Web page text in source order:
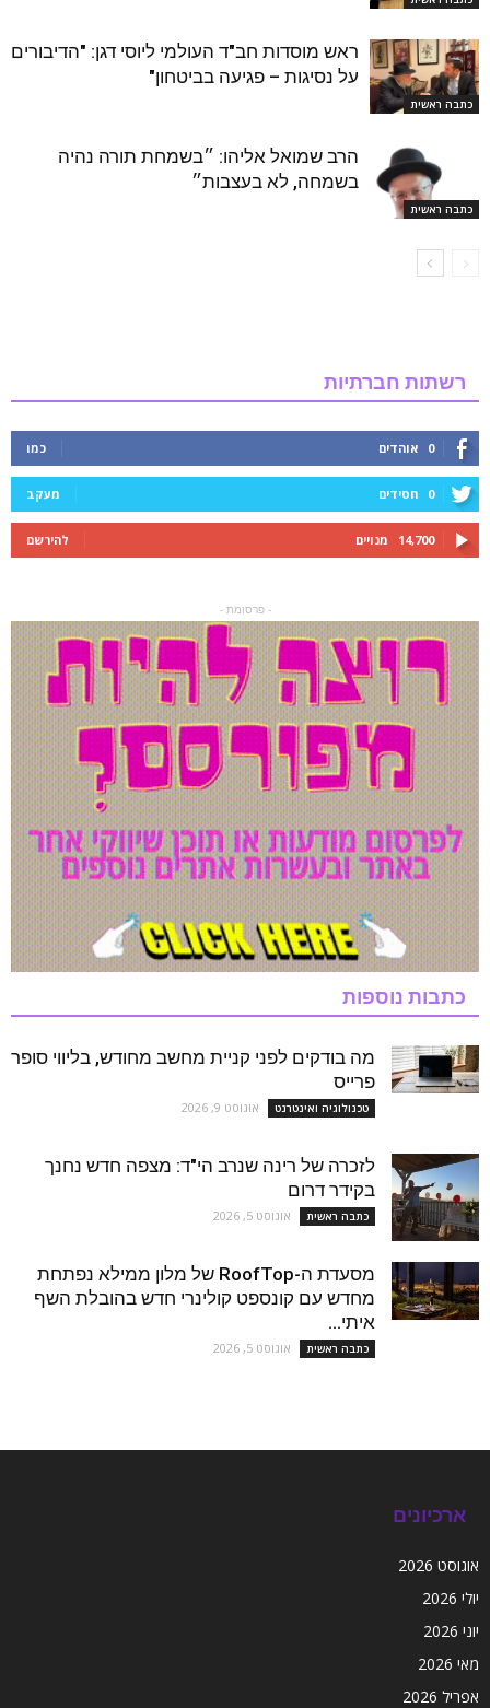
כתבה ראשית
ראש מוסדות חב"ד העולמי ליוסי דגן: "הדיבורים
על נסיגות – פגיעה בביטחון"
כתבה ראשית
הרב שמואל אליהו: ״בשמחת תורה נהיה
בשמחה, לא בעצבות״
רשתות חברתיות
0 אוהדים כמו
0 חסידים מעקב
14,700 מנויים להירשם
- פרסומת -
כתבות נוספות
מה בודקים לפני קניית מחשב מחודש, בליווי סופר
פרייס
טכנולוגיה ואינטרנט אוגוסט 9, 2026
לזכרה של רינה שנרב הי"ד: מצפה חדש נחנך
בקידר דרום
כתבה ראשית אוגוסט 5, 2026
מסעדת ה-RoofTop של מלון ממילא נפתחת
מחדש עם קונספט קולינרי חדש בהובלת השף
איתי...
כתבה ראשית אוגוסט 5, 2026
ארכיונים
אוגוסט 2026
יולי 2026
יוני 2026
מאי 2026
אפריל 2026